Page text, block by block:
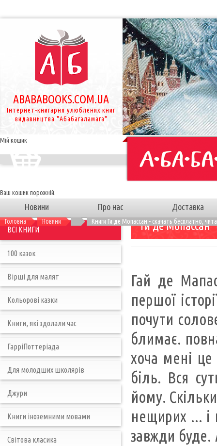
ABABABOOKS.COM.UA
Інтернет-книгарня улюблених книг
видавництва "Абабагаламага"
Мій кошик
Ваш кошик порожній.
Новини Про нас Доставка
Головна Новини Книги Ги де Мопассан - скачать бесплатно,
Ги де Мопассан
Гай де
першої
почути
блимає.
хоча мені це
біль. Вся
йому.
нещирих ... і
завжди буде.
ВСІ КНИГИ
100 казок
Вірші для малят
Кольорові казки
Книги, які здолали час
ГарріПоттеріада
Для молодших школярів
Джури
Книги іноземними мовами
Світова класика